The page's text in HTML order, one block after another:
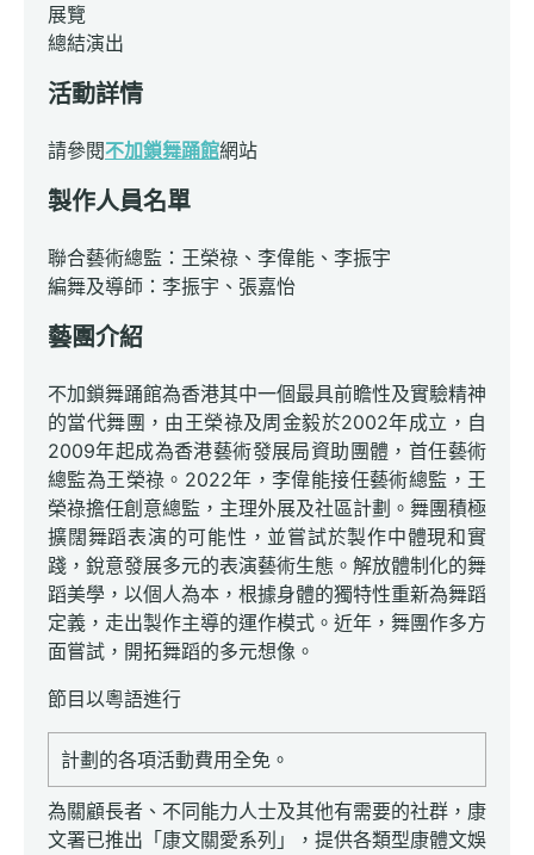
展覽
總結演出
活動詳情
請參閱不加鎖舞踊館網站
製作人員名單
聯合藝術總監：王榮祿、李偉能、李振宇
編舞及導師：李振宇、張嘉怡
藝團介紹
不加鎖舞踊館為香港其中一個最具前瞻性及實驗精神
的當代舞團，由王榮祿及周金毅於2002年成立，自
2009年起成為香港藝術發展局資助團體，首任藝術
總監為王榮祿。2022年，李偉能接任藝術總監，王
榮祿擔任創意總監，主理外展及社區計劃。舞團積極
擴闊舞蹈表演的可能性，並嘗試於製作中體現和實
踐，銳意發展多元的表演藝術生態。解放體制化的舞
蹈美學，以個人為本，根據身體的獨特性重新為舞蹈
定義，走出製作主導的運作模式。近年，舞團作多方
面嘗試，開拓舞蹈的多元想像。
節目以粵語進行
計劃的各項活動費用全免。
為關顧長者、不同能力人士及其他有需要的社群，康
文署已推出「康文關愛系列」，提供各類型康體文娛